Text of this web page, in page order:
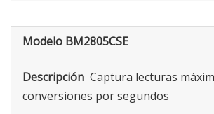
Modelo BM2805CSE
Descripción Captura lecturas
conversiones por segundos